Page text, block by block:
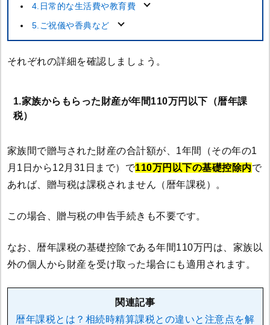
4.日常的な生活費や教育費
5.ご祝儀や香典など
それぞれの詳細を確認しましょう。
1.家族からもらった財産が年間110万円以下（暦年課
税）
家族間で贈与された財産の合計額が、1年間（その年の1
月1日から12月31日まで）で110万円以下の基礎控除内で
あれば、贈与税は課税されません（暦年課税）。
この場合、贈与税の申告手続きも不要です。
なお、暦年課税の基礎控除である年間110万円は、家族以
外の個人から財産を受け取った場合にも適用されます。
関連記事
暦年課税とは？相続時精算課税との違いと注意点を解